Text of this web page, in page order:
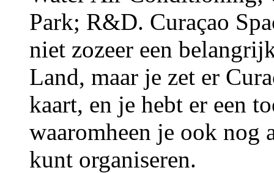
Park; R&D. Curaçao
niet zozeer een
Land, maar je zet er
kaart, en je hebt er een
waaromheen je ook
kunt organiseren.